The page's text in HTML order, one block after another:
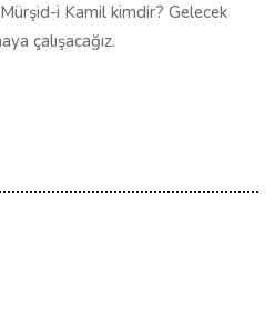
i Kamil kimdir? Gelecek
çalışacağız.